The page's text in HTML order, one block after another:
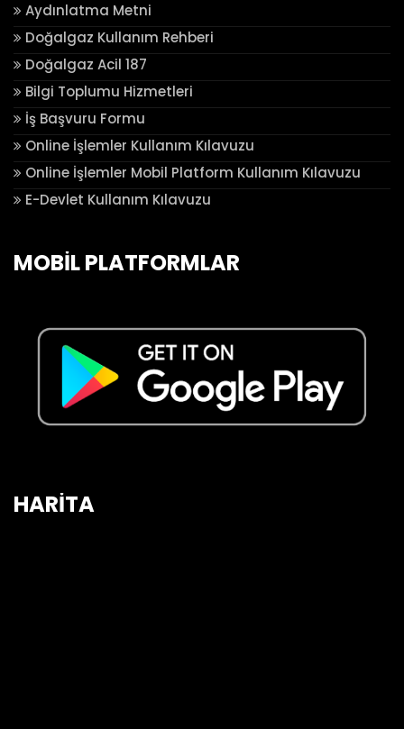
Aydınlatma Metni
Doğalgaz Kullanım Rehberi
Doğalgaz Acil 187
Bilgi Toplumu Hizmetleri
İş Başvuru Formu
Online İşlemler Kullanım Kılavuzu
Online İşlemler Mobil Platform Kullanım Kılavuzu
E-Devlet Kullanım Kılavuzu
MOBİL PLATFORMLAR
HARİTA